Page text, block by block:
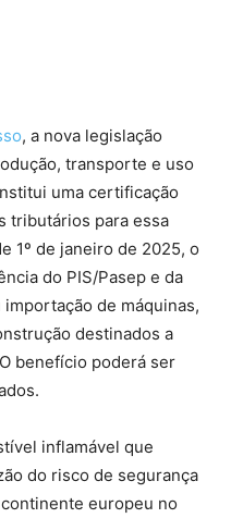
, a nova legislação
transporte e uso
uma certificação
tributários para essa
1º de janeiro de 2025, o
do PIS/Pasep e da
de máquinas,
destinados a
benefício poderá ser
inflamável que
do risco de segurança
europeu no